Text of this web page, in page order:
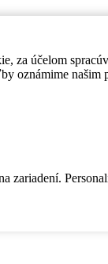
za účelom
oznámime našim